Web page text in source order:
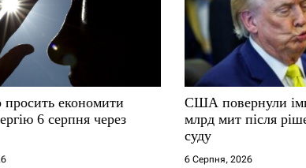
просить економити
6 серпня через
США повернули
млрд мит після
суду
6 Серпня, 2026